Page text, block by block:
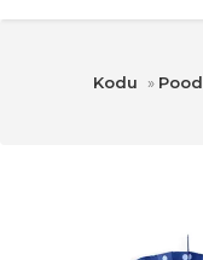
Kodu » Pood